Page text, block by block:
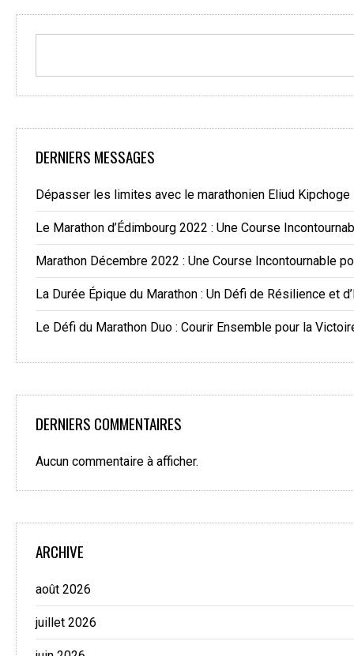
DERNIERS MESSAGES
Dépasser les limites avec le marathonien Eliud Kipchoge
Le Marathon d’Édimbourg 2022 : Une Course
Marathon Décembre 2022 : Une Course Incontournable
La Durée Épique du Marathon : Un Défi de Résilience et
Le Défi du Marathon Duo : Courir Ensemble pour la
DERNIERS COMMENTAIRES
Aucun commentaire à afficher.
ARCHIVE
août 2026
juillet 2026